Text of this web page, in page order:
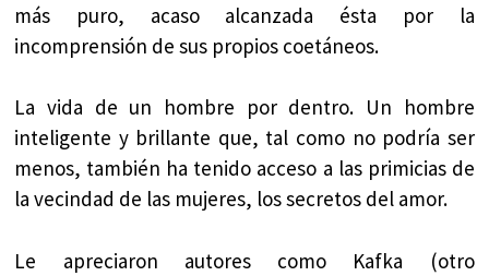
más puro, acaso alcanzada ésta por la
incomprensión de sus propios coetáneos.
La vida de un hombre por dentro. Un hombre
inteligente y brillante que, tal como no podría ser
menos, también ha tenido acceso a las primicias de
la vecindad de las mujeres, los secretos del amor.
Le apreciaron autores como Kafka (otro